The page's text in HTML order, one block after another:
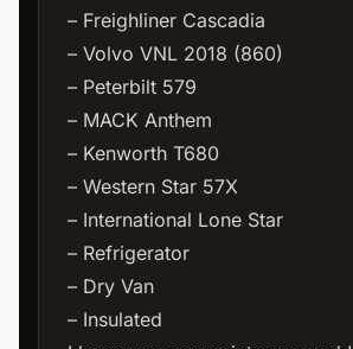
– Freighliner Cascadia
– Volvo VNL 2018 (860)
– Peterbilt 579
– MACK Anthem
– Kenworth T680
– Western Star 57X
– International Lone Star
– Refrigerator
– Dry Van
– Insulated